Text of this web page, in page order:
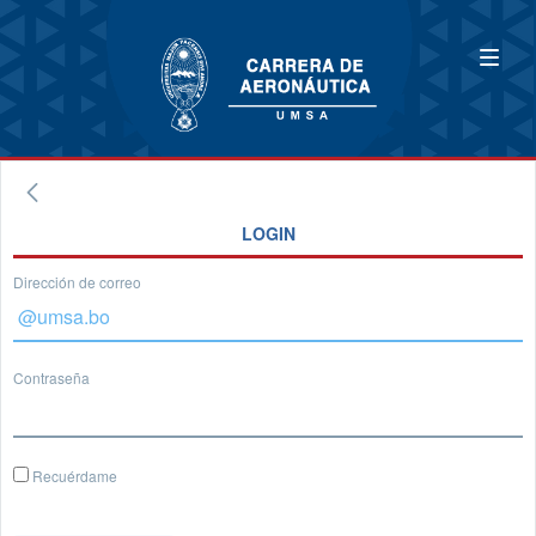
LOGIN
Dirección de correo
Contraseña
Recuérdame